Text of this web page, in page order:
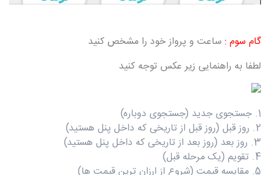
گام سوم : ساعت و پرواز خود را مشخص کنید
لطفا به راهنمایی زیر عکس توجه کنید
1. جستجوی جدید (جستجوی دوباره)
2. روز قبل (روز قبل از تاریخی که داخل پنل هستید)
3. روز بعد (روز بعد از تاریخی که داخل پنل هستید)
4. تقویم (یک مرحله قبل)